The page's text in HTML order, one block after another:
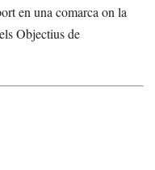
en una comarca on la
Objectius de